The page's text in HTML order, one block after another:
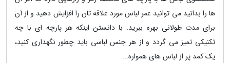
ها را بدانید می توانید عمر لباس مورد علاقه تان را افزایش دهید و از آن
برای مدت طولانی بهره ببرید. با دانستن اینکه هر پارچه ای با چه
تکنیکی تمیز می گردد و از هر جنس لباسی باید چطور نگهداری کنید،
یک کمد پر از لباس های همواره...